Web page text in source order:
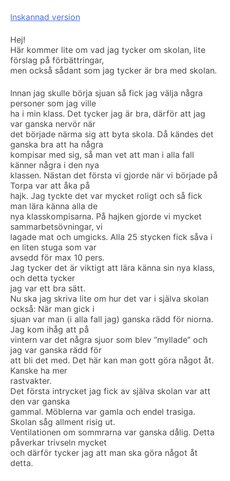
Inskannad version
Hej!
Här kommer lite om vad jag tycker om skolan, lite
förslag på förbättringar,
men också sådant som jag tycker är bra med skolan.
Innan jag skulle börja sjuan så fick jag välja några
personer som jag ville
ha i min klass. Det tycker jag är bra, därför att jag
var ganska nervör när
det började närma sig att byta skola. Då kändes det
ganska bra att ha några
kompisar med sig, så man vet att man i alla fall
känner några i den nya
klassen. Nästan det första vi gjorde när vi började på
Torpa var att åka på
hajk. Jag tyckte det var mycket roligt och så fick
man lära känna alla de
nya klasskompisarna. På hajken gjorde vi mycket
sammarbetsövningar, vi
lagade mat och umgicks. Alla 25 stycken fick såva i
en liten stuga som var
avsedd för max 10 pers.
Jag tycker det är viktigt att lära känna sin nya klass,
och detta tycker
jag var ett bra sätt.
Nu ska jag skriva lite om hur det var i själva skolan
också: När man gick i
sjuan var man (i alla fall jag) ganska rädd för niorna.
Jag kom ihåg att på
vintern var det några sjuor som blev ”myllade” och
jag var ganska rädd för
att bli det med. Det här kan man gott göra något åt.
Kanske ha mer
rastvakter.
Det första intrycket jag fick av själva skolan var att
den var ganska
gammal. Möblerna var gamla och endel trasiga.
Skolan såg allment risig ut.
Ventilationen om sommrarna var ganska dålig. Detta
påverkar trivseln mycket
och därför tycker jag att man ska göra något åt
detta.